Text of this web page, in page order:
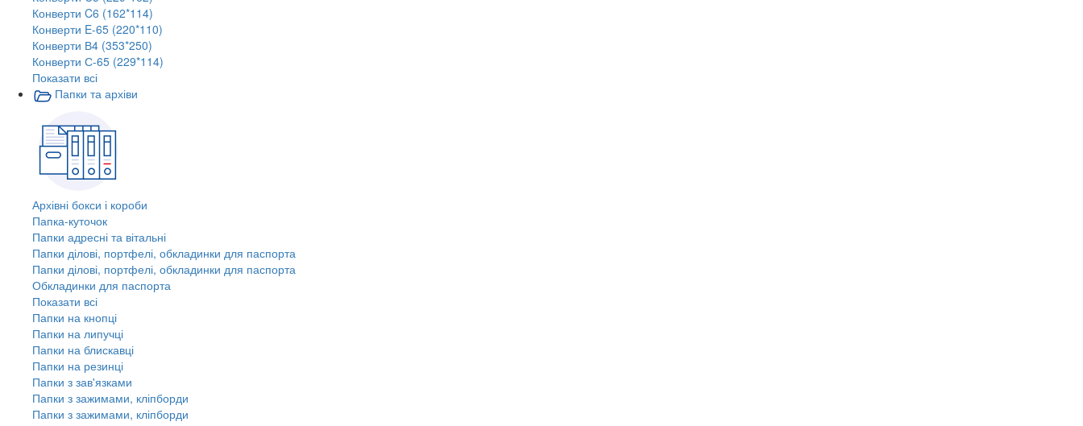
Конверти C6 (162*114)
Конверти E-65 (220*110)
Конверти В4 (353*250)
Конверти С-65 (229*114)
Показати всі
Папки та архіви
Архівні бокси і короби
Папка-куточок
Папки адресні та вітальні
Папки ділові, портфелі, обкладинки для паспорта
Папки ділові, портфелі, обкладинки для паспорта
Обкладинки для паспорта
Показати всі
Папки на кнопці
Папки на липучці
Папки на блискавці
Папки на резинці
Папки з зав'язками
Папки з зажимами, кліпборди
Папки з зажимами, кліпборди